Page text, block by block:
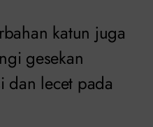
katun juga
gesekan
dan lecet pada